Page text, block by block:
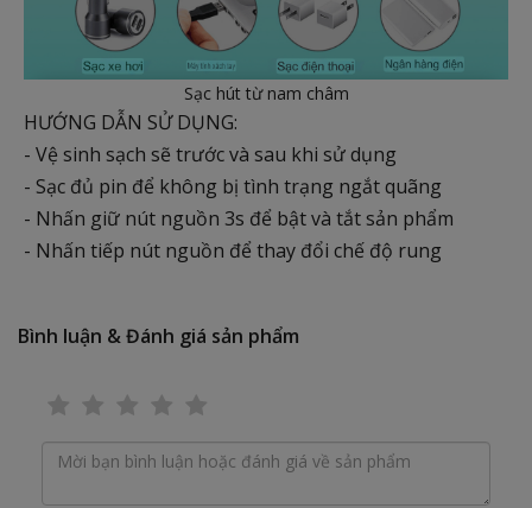
Sạc hút từ nam châm
HƯỚNG DẪN SỬ DỤNG:
- Vệ sinh sạch sẽ trước và sau khi sử dụng
- Sạc đủ pin để không bị tình trạng ngắt quãng
- Nhấn giữ nút nguồn 3s để bật và tắt sản phẩm
- Nhấn tiếp nút nguồn để thay đổi chế độ rung
Bình luận & Đánh giá sản phẩm